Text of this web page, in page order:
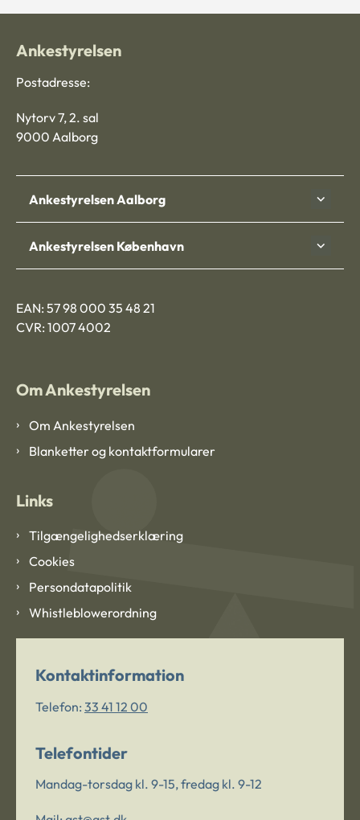
Ankestyrelsen
Postadresse:
Nytorv 7, 2. sal
9000 Aalborg
Ankestyrelsen Aalborg
Ankestyrelsen København
EAN: 57 98 000 35 48 21
CVR: 1007 4002
Om Ankestyrelsen
Om Ankestyrelsen
Blanketter og kontaktformularer
Links
Tilgængelighedserklæring
Cookies
Persondatapolitik
Whistleblowerordning
Kontaktinformation
Telefon: 33 41 12 00
Telefontider
Mandag-torsdag kl. 9-15, fredag kl. 9-12